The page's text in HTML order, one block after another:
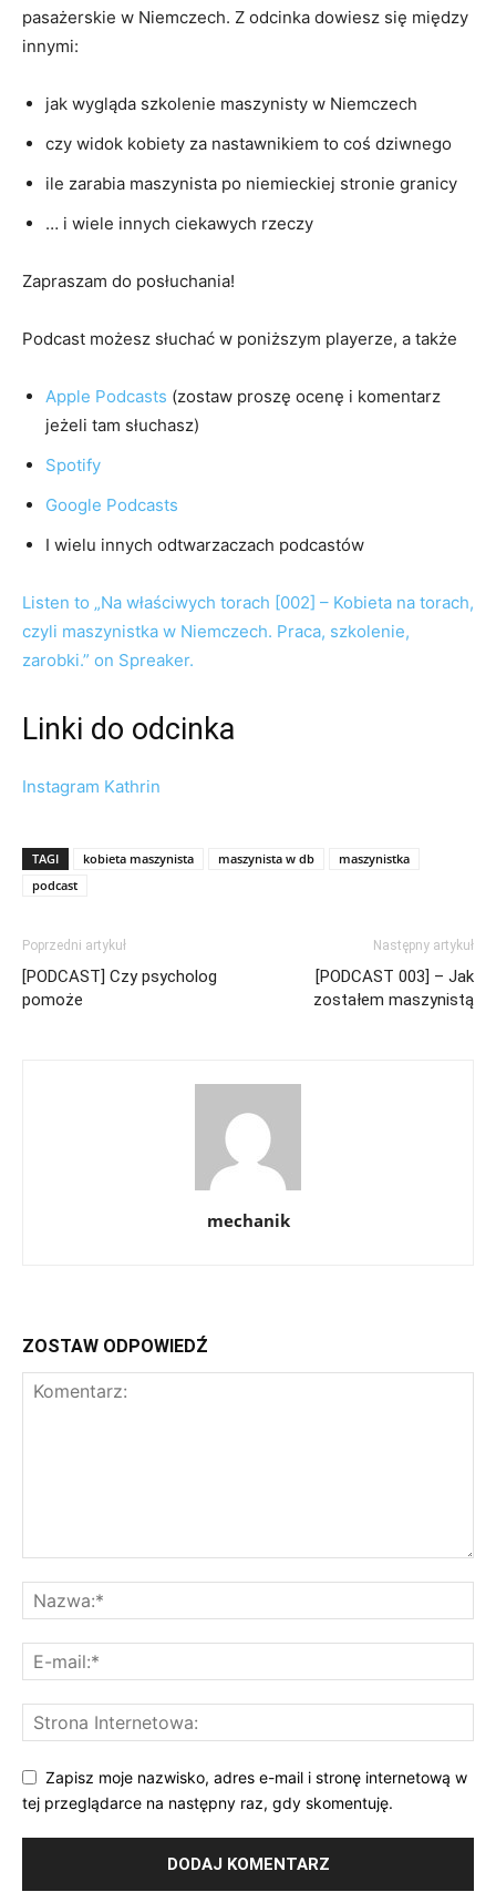
pasażerskie w Niemczech. Z odcinka dowiesz się między
innymi:
jak wygląda szkolenie maszynisty w Niemczech
czy widok kobiety za nastawnikiem to coś dziwnego
ile zarabia maszynista po niemieckiej stronie granicy
… i wiele innych ciekawych rzeczy
Zapraszam do posłuchania!
Podcast możesz słuchać w poniższym playerze, a także
Apple Podcasts (zostaw proszę ocenę i komentarz
jeżeli tam słuchasz)
Spotify
Google Podcasts
I wielu innych odtwarzaczach podcastów
Listen to „Na właściwych torach [002] – Kobieta na torach,
czyli maszynistka w Niemczech. Praca, szkolenie,
zarobki.” on Spreaker.
Linki do odcinka
Instagram Kathrin
TAGI kobieta maszynista maszynista w db
maszynistka
podcast
Poprzedni artykuł
[PODCAST] Czy psycholog
pomoże
Następny artykuł
[PODCAST 003] – Jak
zostałem maszynistą
mechanik
ZOSTAW ODPOWIEDŹ
Zapisz moje nazwisko, adres e-mail i stronę internetową w
tej przeglądarce na następny raz, gdy skomentuję.